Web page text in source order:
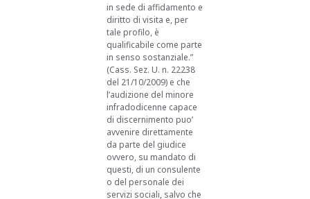
in sede di affidamento e
diritto di visita e, per
tale profilo, è
qualificabile come parte
in senso sostanziale.”
(Cass. Sez. U. n. 22238
del 21/10/2009) e che
l’audizione del minore
infradodicenne capace
di discernimento puo’
avvenire direttamente
da parte del giudice
ovvero, su mandato di
questi, di un consulente
o del personale dei
servizi sociali, salvo che